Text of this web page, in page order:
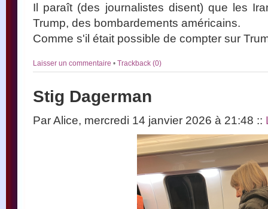
Il paraît (des journalistes disent) que les
Trump, des bombardements américains.
Comme s'il était possible de compter sur
Laisser un commentaire • Trackback (0)
Stig Dagerman
Par Alice, mercredi 14 janvier 2026 à 21:48 ::